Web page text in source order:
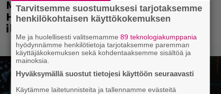
Mainio ohjelmatoimisto juhlii
Helsingissä 10-vuotista taivaltaan –
ilmaistapahtumassa loistoesiintyjät
Tarvitsemme suostumuksesi tarjotaksemme
henkilökohtaisen käyttökokemuksen
Me ja huolellisesti valitsemamme89 teknologiakumppania
hyödynnämme henkilötietoja tarjotaksemme paremman
käyttäjäkokemuksen sekä kohdentaaksemme sisältöä ja
mainoksia.
Hyväksymällä suostut tietojesi käyttöön seuraavasti
Käytämme laitetunnisteita ja tallennamme evästeitä